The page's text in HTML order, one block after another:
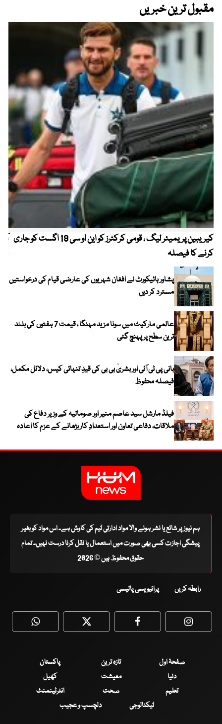
مقبول ترین خبریں
کیریبین پریمیئر لیگ ، قومی کرکٹرز کو این او سی 19 اگست کو جاری
کرنے کا فیصلہ
پشاور ہائیکورٹ نے افغان شہریوں کی عارضی قیام کی درخواستیں
مسترد کر دیں
عالمی مارکیٹ میں سونا مزید مہنگا ، قیمت 7 ہفتوں کی بلند
ترین سطح پر پہنچ گئی
بانی پی ٹی آئی اور بشریٰ بی بی کی قیدِ تنہائی کیس، دلائل مکمل،
فیصلہ محفوظ
فیلڈ مارشل سید عاصم منیر اور صومالیہ کے وزیر دفاع کی
ملاقات، دفاعی تعاون اور استعدادِ کار بڑھانے کے عزم کا اعادہ
ہم نیوز پر شائع یا نشر ہونے والا مواد ادارتی ٹیم کی کاوش ہے۔ اس مواد کو بغیر
پیشگی اجازت کسی بھی صورت میں استعمال یا نقل کرنا درست نہیں۔ تمام
حقوق محفوظ ہیں © 2026
رابطہ کریں پرائیویسی پالیسی
WhatsApp Twitter Facebook
صفحۂ اول تازہ ترین
پاکستان
دنیا
معیشت
کھیل
تعلیم
صحت
انٹرٹینمنٹ
ٹیکنالوجی
دلچسپ و عجیب